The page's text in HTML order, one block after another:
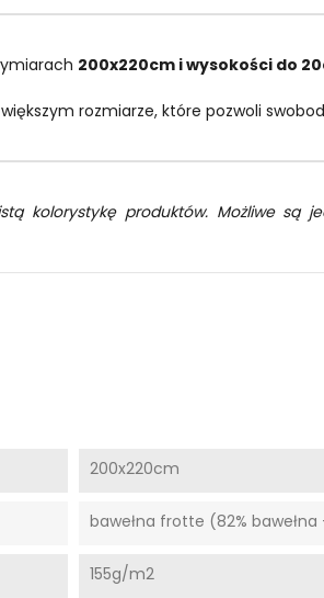
200x220cm i wysokości do
rozmiarze, które pozwoli
kolorystykę produktów. Możliwe są
200x220cm
bawełna frotte (82% bawełna
155g/m2